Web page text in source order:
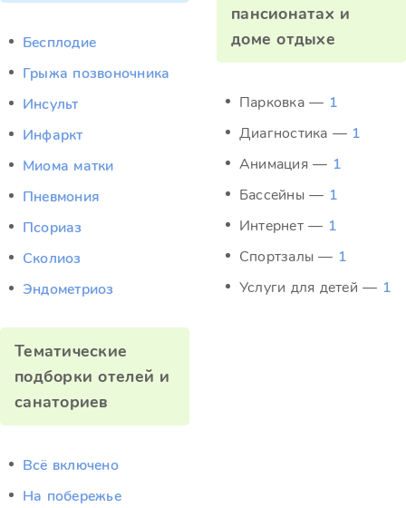
Бесплодие
Грыжа позвоночника
Инсульт
Инфаркт
Миома матки
Пневмония
Псориаз
Сколиоз
Эндометриоз
Тематические
подборки отелей и
санаториев
Всё включено
На побережье
пансионатах и
доме отдыхе
Парковка — 1
Диагностика — 1
Анимация — 1
Бассейны — 1
Интернет — 1
Спортзалы — 1
Услуги для детей — 1